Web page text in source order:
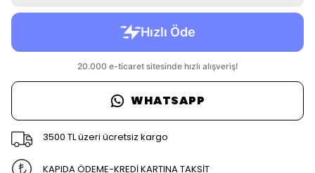
WHATSAPP
3500 TL üzeri ücretsiz kargo
KAPIDA ÖDEME-KREDİ KARTINA TAKSİT